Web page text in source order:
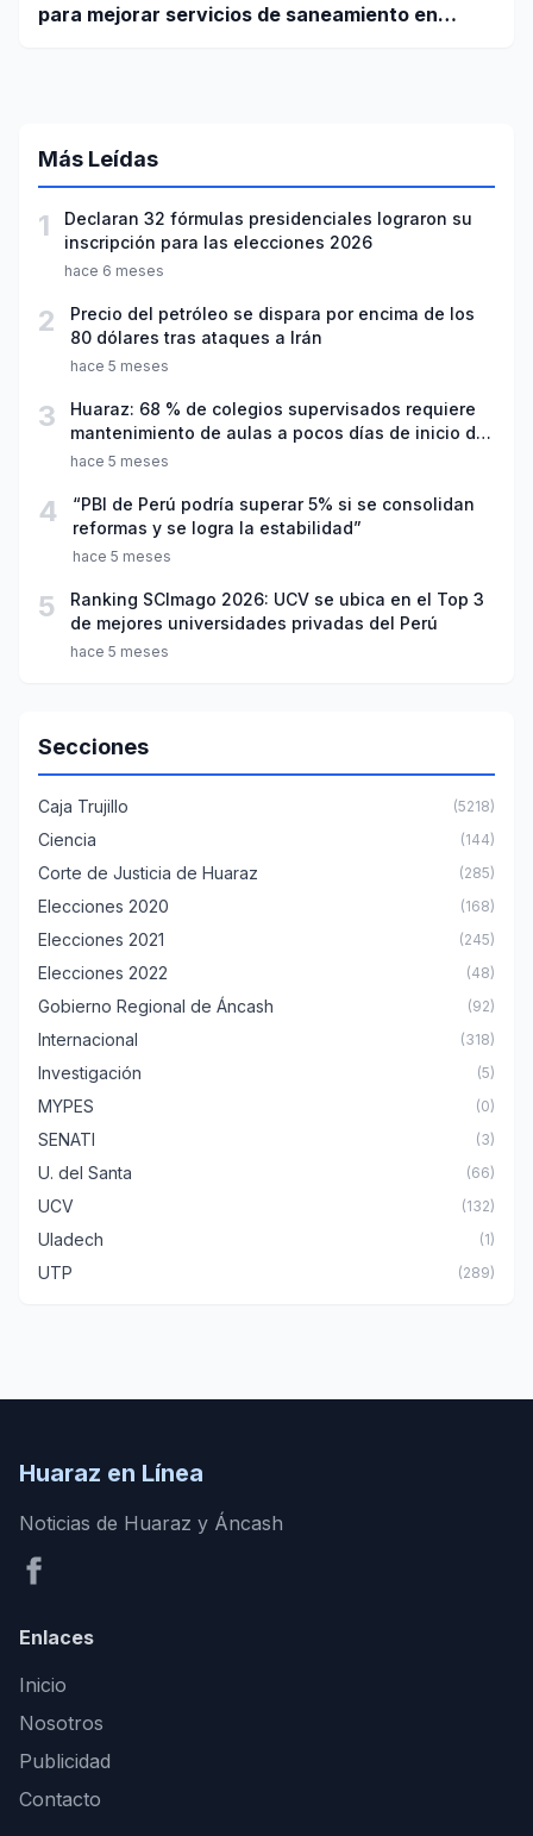
para mejorar servicios de saneamiento en
Más Leídas
1
Declaran 32 fórmulas presidenciales lograron su
inscripción para las elecciones 2026
hace 6 meses
2
Precio del petróleo se dispara por encima de los
80 dólares tras ataques a Irán
hace 5 meses
3
Huaraz: 68 % de colegios supervisados requiere
mantenimiento de aulas a pocos días de inicio del
año escolar 2026
hace 5 meses
4
“PBI de Perú podría superar 5% si se consolidan
reformas y se logra la estabilidad”
hace 5 meses
5
Ranking SCImago 2026: UCV se ubica en el Top 3
de mejores universidades privadas del Perú
hace 5 meses
Secciones
Caja Trujillo (5218)
Ciencia (144)
Corte de Justicia de Huaraz (285)
Elecciones 2020 (168)
Elecciones 2021 (245)
Elecciones 2022 (48)
Gobierno Regional de Áncash (92)
Internacional (318)
Investigación (5)
MYPES (0)
SENATI (3)
U. del Santa (66)
UCV (132)
Uladech (1)
UTP (289)
Huaraz en Línea
Noticias de Huaraz y Áncash
Enlaces
Inicio
Nosotros
Publicidad
Contacto